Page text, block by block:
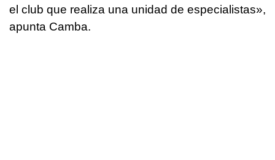
el club que realiza una unidad de especialistas»,
apunta Camba.